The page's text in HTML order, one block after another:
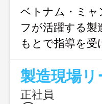
ベトナム・ミ
フが活躍する
もとで指導を
として活躍し
駐しているので
種からの転職、
正社員